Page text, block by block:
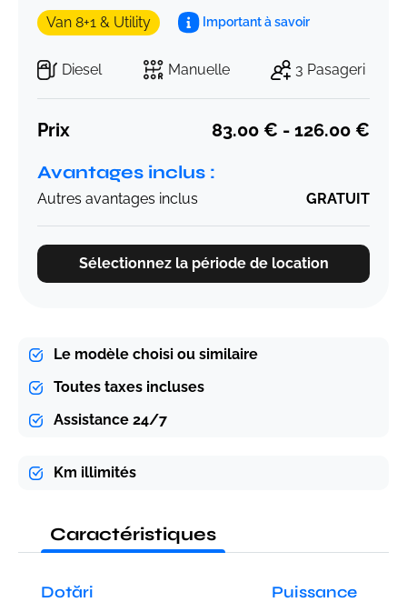
Van 8+1 & Utility Important à savoir
Diesel Manuelle 3 Pasageri
Prix 83.00 € - 126.00 €
Avantages inclus :
Autres avantages inclus GRATUIT
Sélectionnez la période de location
Le modèle choisi ou similaire
Toutes taxes incluses
Assistance 24/7
Km illimités
Caractéristiques
Dotări Puissance